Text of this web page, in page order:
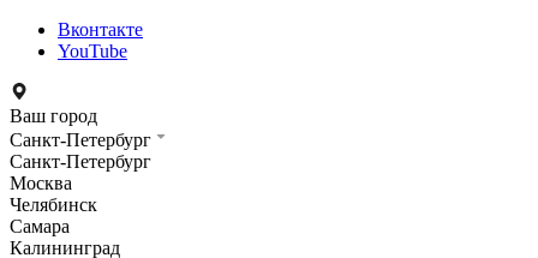
Вконтакте
YouTube
Ваш город
Санкт-Петербург
Санкт-Петербург
Москва
Челябинск
Самара
Калининград